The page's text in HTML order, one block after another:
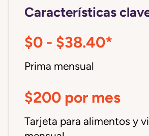
Características
$0 - $38.40*
Prima mensual
$200 por mes
Tarjeta para alimentos y